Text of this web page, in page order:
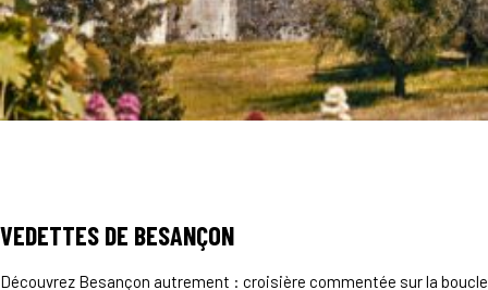
VEDETTES DE BESANÇON
Découvrez Besançon autrement : croisière commentée sur la boucle